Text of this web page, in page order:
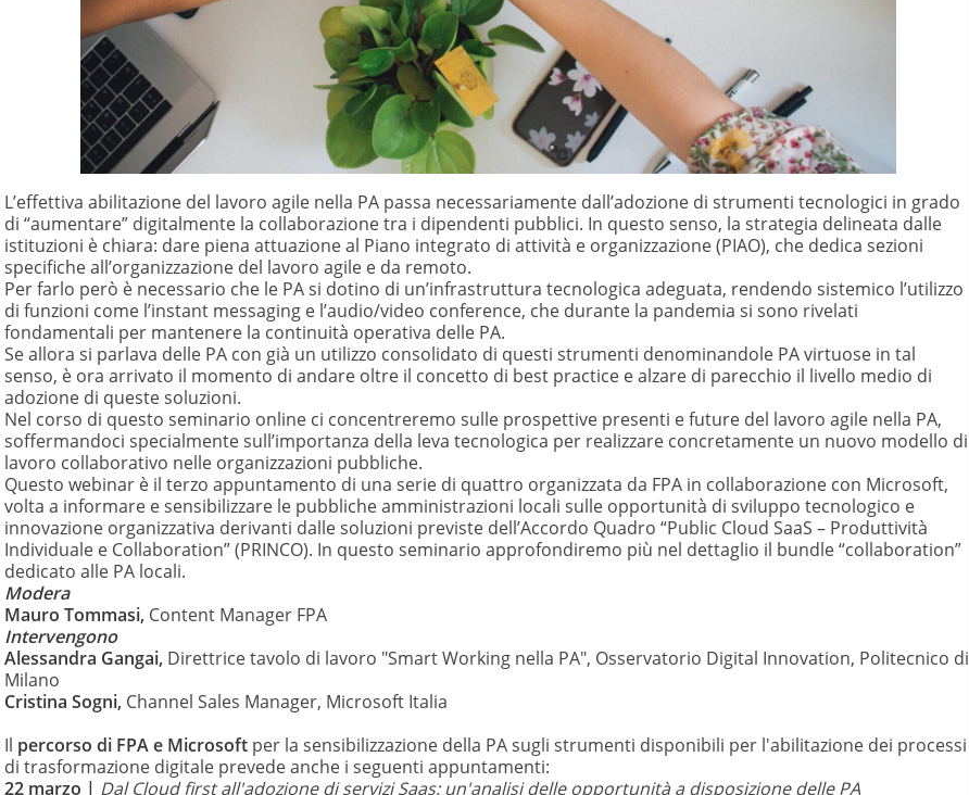
L’effettiva abilitazione del lavoro agile nella PA passa necessariamente dall’adozione di strumenti tecnologici in grado
di “aumentare” digitalmente la collaborazione tra i dipendenti pubblici. In questo senso, la strategia delineata dalle
istituzioni è chiara: dare piena attuazione al Piano integrato di attività e organizzazione (PIAO), che dedica sezioni
specifiche all’organizzazione del lavoro agile e da remoto.
Per farlo però è necessario che le PA si dotino di un’infrastruttura tecnologica adeguata, rendendo sistemico l’utilizzo
di funzioni come l’instant messaging e l’audio/video conference, che durante la pandemia si sono rivelati
fondamentali per mantenere la continuità operativa delle PA.
Se allora si parlava delle PA con già un utilizzo consolidato di questi strumenti denominandole PA virtuose in tal
senso, è ora arrivato il momento di andare oltre il concetto di best practice e alzare di parecchio il livello medio di
adozione di queste soluzioni.
Nel corso di questo seminario online ci concentreremo sulle prospettive presenti e future del lavoro agile nella PA,
soffermandoci specialmente sull’importanza della leva tecnologica per realizzare concretamente un nuovo modello di
lavoro collaborativo nelle organizzazioni pubbliche.
Questo webinar è il terzo appuntamento di una serie di quattro organizzata da FPA in collaborazione con Microsoft,
volta a informare e sensibilizzare le pubbliche amministrazioni locali sulle opportunità di sviluppo tecnologico e
innovazione organizzativa derivanti dalle soluzioni previste dell’Accordo Quadro “Public Cloud SaaS – Produttività
Individuale e Collaboration” (PRINCO). In questo seminario approfondiremo più nel dettaglio il bundle “collaboration”
dedicato alle PA locali.
Modera
Mauro Tommasi, Content Manager FPA
Intervengono
Alessandra Gangai, Direttrice tavolo di lavoro "Smart Working nella PA", Osservatorio Digital Innovation, Politecnico di
Milano
Cristina Sogni, Channel Sales Manager, Microsoft Italia
Il percorso di FPA e Microsoft per la sensibilizzazione della PA sugli strumenti disponibili per l'abilitazione dei processi
di trasformazione digitale prevede anche i seguenti appuntamenti:
22 marzo | Dal Cloud first all'adozione di servizi Saas: un'analisi delle opportunità a disposizione delle PA